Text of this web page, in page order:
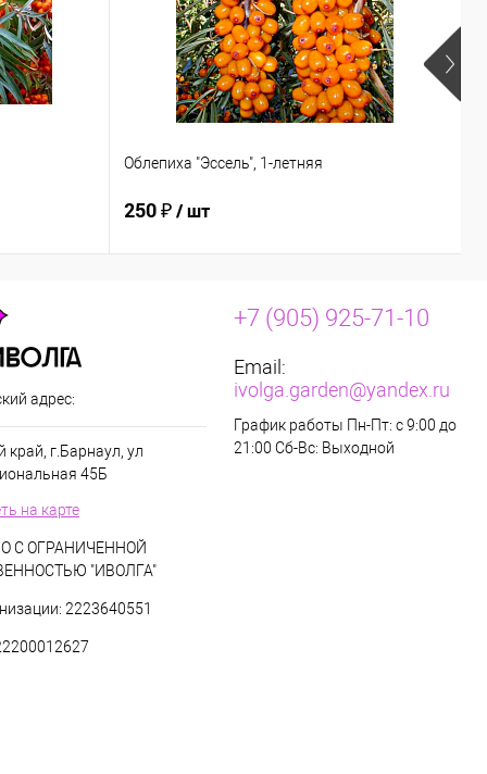
Облепиха "Эссель", 1-летняя
250 ₽/ шт
адрес:
край, г.Барнаул, ул
45Б
на карте
С ОГРАНИЧЕННОЙ
"ИВОЛГА"
2223640551
+7 (905) 925-71-10
Email:
ivolga.garden@yandex.ru
График работы Пн-Пт: с 9:00 до
21:00 Сб-Вс: Выходной